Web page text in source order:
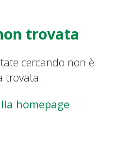
trovata
cercando non è
trovata.
homepage